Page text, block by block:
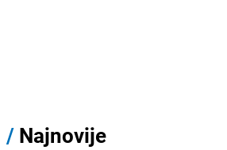
/ Najnovije